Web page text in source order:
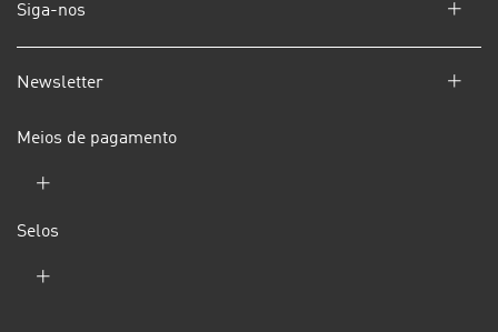
Siga-nos
Newsletter
Meios de pagamento
Selos